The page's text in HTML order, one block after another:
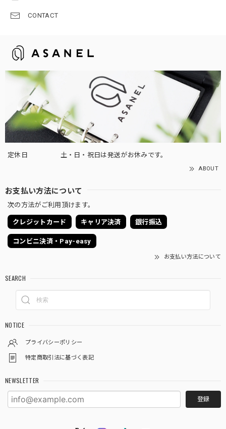
CONTACT
定休日 土・日・祝日は発送がお休みです。
ABOUT
お支払い方法について
次の方法がご利用頂けます。
クレジットカード キャリア決済 銀行振込
コンビニ決済・Pay-easy
お支払い方法について
SEARCH
NOTICE
プライバシーポリシー
特定商取引法に基づく表記
NEWSLETTER
登録